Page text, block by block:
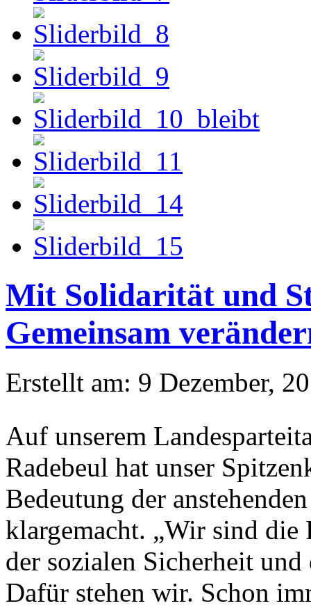
Mit Solidarität und
Gemeinsam
Erstellt am: 9 Dezember,
Auf unserem
Radebeul hat unser
Bedeutung der
klargemacht. „Wir sind die
der sozialen Sicherheit und
Dafür stehen wir. Schon